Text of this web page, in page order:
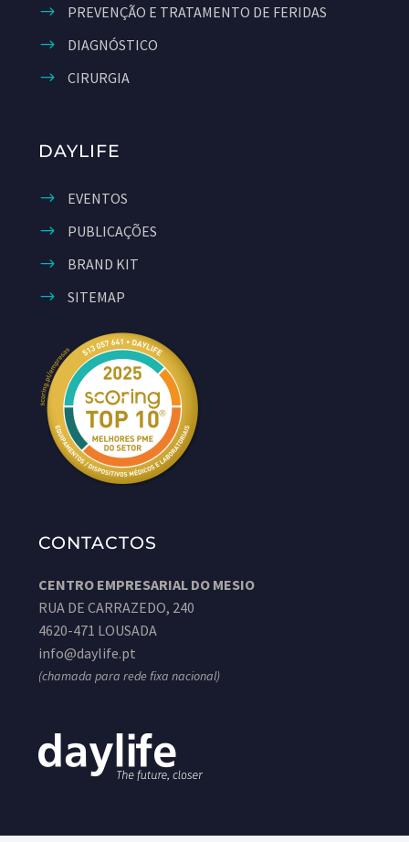
PREVENÇÃO E TRATAMENTO DE FERIDAS
DIAGNÓSTICO
CIRURGIA
DAYLIFE
EVENTOS
PUBLICAÇÕES
BRAND KIT
SITEMAP
CONTACTOS
CENTRO EMPRESARIAL DO MESIO
RUA DE CARRAZEDO, 240
4620-471 LOUSADA
info@daylife.pt
(chamada para rede fixa nacional)